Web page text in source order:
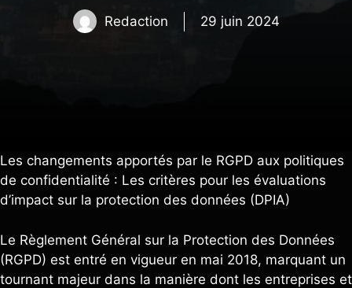
Redaction 29 juin 2024
Les changements apportés par le RGPD aux politiques
de confidentialité : Les critères pour les évaluations
d’impact sur la protection des données (DPIA)
Le Règlement Général sur la Protection des Données
(RGPD) est entré en vigueur en mai 2018, marquant un
tournant majeur dans la manière dont les entreprises et